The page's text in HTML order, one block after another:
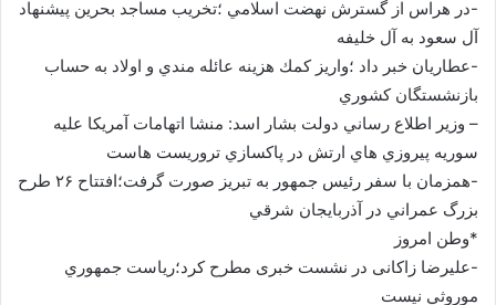
-در هراس از گسترش نهضت اسلامي ؛تخريب مساجد بحرين پيشنهاد
آل سعود به آل خليفه
-عطاريان خبر داد ؛واريز كمك هزينه عائله مندي و اولاد به حساب
بازنشستگان كشوري
– وزير اطلاع رساني دولت بشار اسد: منشا اتهامات آمريكا عليه
سوريه پيروزي هاي ارتش در پاكسازي تروريست هاست
-همزمان با سفر رئيس جمهور به تبريز صورت گرفت؛افتتاح ۲۶ طرح
بزرگ عمراني در آذربايجان شرقي
*وطن امروز
-عليرضا زاکانی در نشست خبری مطرح کرد؛رياست جمهوري
موروثي نيست